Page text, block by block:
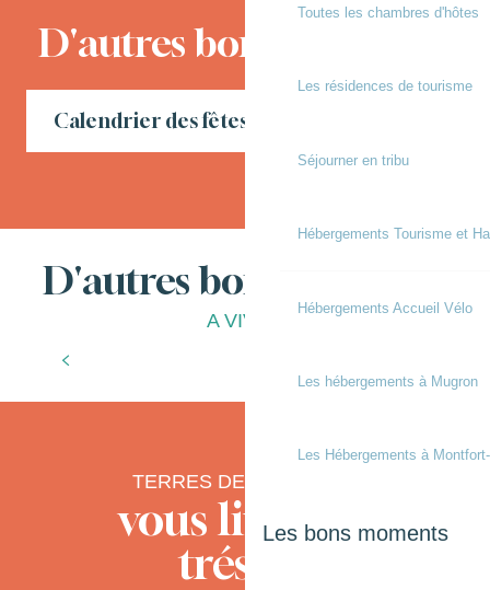
Toutes les chambres d'hôtes
Les résidences de tourisme
Séjourner en tribu
Hébergements Tourisme et
Hébergements Accueil Vélo
Les hébergements à Mugron
Les Hébergements à
Les bons moments
D'autres bons moments
Calendrier des fêtes locales en Chalosse
D'autres bonnes choses
A VIVRE
L’office de tourisme
TERRES DE CHALOSSE
vous livre ses
trésors